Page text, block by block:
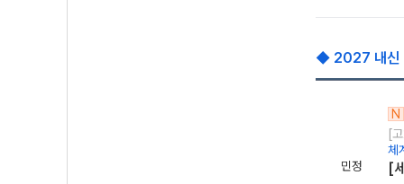
◆ 2027 내신
민정
N
[
체
[